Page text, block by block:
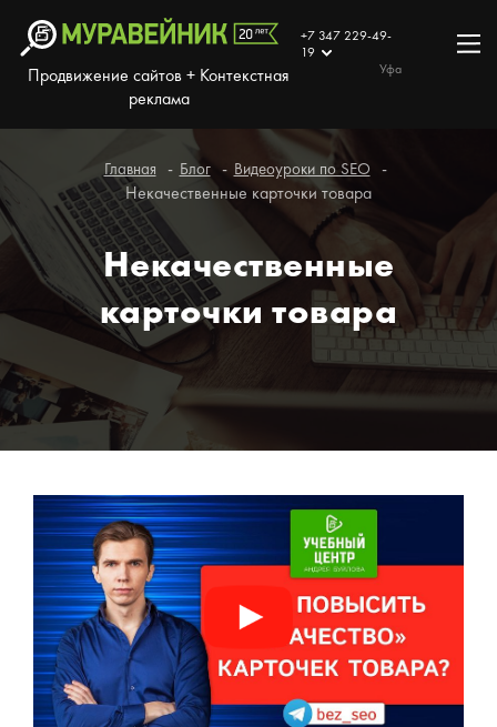
Продвижение сайтов + Контекстная
реклама
+7 347 229-49-
19
Уфа
Главная Блог Видеоуроки по SEO
Некачественные карточки товара
Некачественные
карточки товара